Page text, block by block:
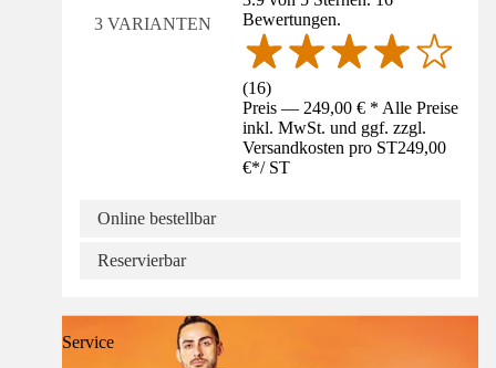
3 VARIANTEN
Bewertungen.
(16)
Preis — 249,00 € * Alle Preise
inkl. MwSt. und ggf. zzgl.
Versandkosten pro ST249,00
€*/ ST
Online bestellbar
Reservierbar
Service